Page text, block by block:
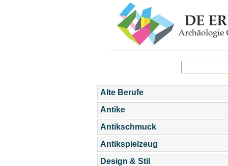
Alte Berufe
Antike
Antikschmuck
Antikspielzeug
Design & Stil